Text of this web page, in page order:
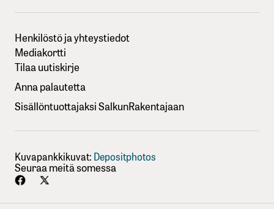
Henkilöstö ja yhteystiedot
Mediakortti
Tilaa uutiskirje
Anna palautetta
Sisällöntuottajaksi SalkunRakentajaan
Kuvapankkikuvat: Depositphotos
Seuraa meitä somessa